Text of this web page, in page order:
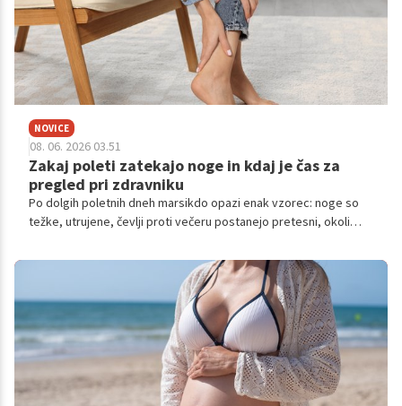
NOVICE
08. 06. 2026 03.51
Zakaj poleti zatekajo noge in kdaj je čas za
pregled pri zdravniku
Po dolgih poletnih dneh marsikdo opazi enak vzorec: noge so
težke, utrujene, čevlji proti večeru postanejo pretesni, okoli